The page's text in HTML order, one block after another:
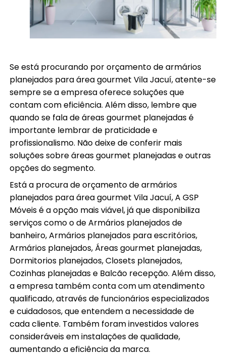
Se está procurando por orçamento de armários
planejados para área gourmet Vila Jacuí, atente-se
sempre se a empresa oferece soluções que
contam com eficiência. Além disso, lembre que
quando se fala de áreas gourmet planejadas é
importante lembrar de praticidade e
profissionalismo. Não deixe de conferir mais
soluções sobre áreas gourmet planejadas e outras
opções do segmento.
Está a procura de orçamento de armários
planejados para área gourmet Vila Jacuí, A GSP
Móveis é a opção mais viável, já que disponibiliza
serviços como o de Armários planejados de
banheiro, Armários planejados para escritórios,
Armários planejados, Áreas gourmet planejadas,
Dormitorios planejados, Closets planejados,
Cozinhas planejadas e Balcão recepção. Além disso,
a empresa também conta com um atendimento
qualificado, através de funcionários especializados
e cuidadosos, que entendem a necessidade de
cada cliente. Também foram investidos valores
consideráveis em instalações de qualidade,
aumentando a eficiência da marca.